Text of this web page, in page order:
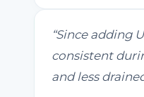
“Since adding
consistent
and less